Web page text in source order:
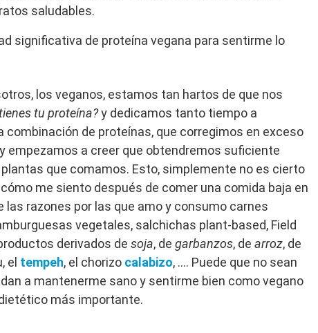
saludables.
significativa de proteína vegana para sentirme lo
los veganos, estamos tan hartos de que nos
tu proteína?y dedicamos tanto tiempo a
combinación de proteínas, que corregimos en exceso
empezamos a creer que obtendremos suficiente
que comamos. Esto, simplemente no es cierto
me siento después de comer una comida baja en
las razones por las que amo y consumo carnes
vegetales, salchichas plant-based, Field
derivados de soja, de garbanzos, de arroz, de
el tempeh, el chorizo calabizo, …. Puede que no sean
a mantenerme sano y sentirme bien como vegano
más importante.